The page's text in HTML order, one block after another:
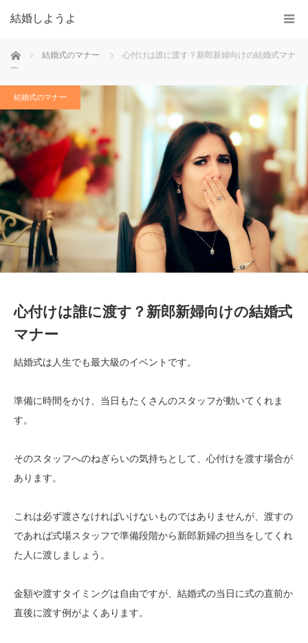
結婚しようよ
ホーム 結婚式のマナー
心付けは誰に渡す？新郎新婦向けの結婚式マナ
ー
結婚式のマナー
心付けは誰に渡す？新郎新婦向けの結婚式
マナー
結婚式は人生でも最大級のイベントです。
準備に時間をかけ、当日もたくさんのスタッフが動いてくれま
す。
そのスタッフへのねぎらいの気持ちとして、心付けを渡す場合が
あります。
これは必ず渡さなければいけないものではありませんが、渡すの
であれば式場スタッフで準備段階から新郎新婦の担当をしてくれ
た人に渡しましょう。
金額や渡すタイミングは自由ですが、結婚式の当日に式の直前か
直後に渡す例がよくあります。